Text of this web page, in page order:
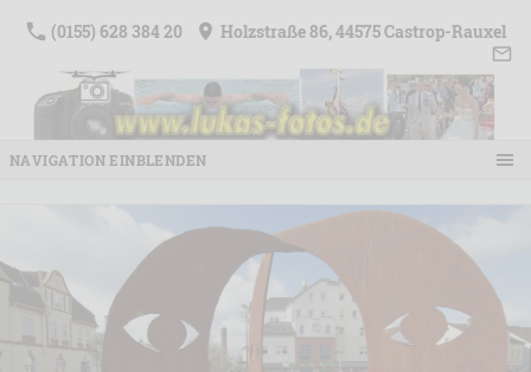
(0155) 628 384 20 Holzstraße 86, 44575 Castrop-Rauxel
NAVIGATION EINBLENDEN